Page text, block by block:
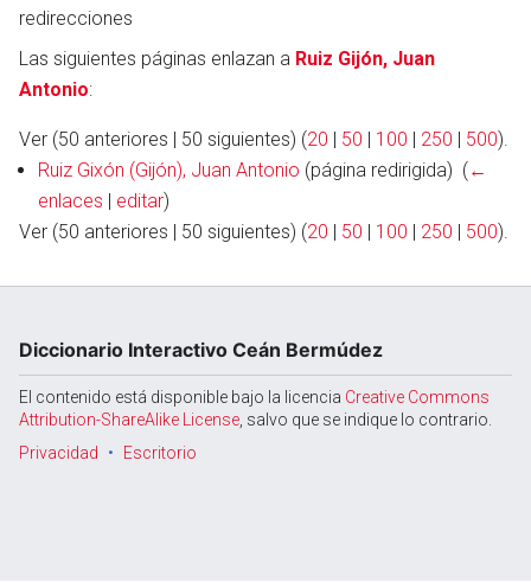
Abrir menú principal
redirecciones
Las siguientes páginas enlazan a Ruiz Gijón, Juan
Antonio:
Ver (50 anteriores | 50 siguientes) (20 | 50 | 100 | 250 | 500).
Ruiz Gixón (Gijón), Juan Antonio (página redirigida) ‎ (←
enlaces | editar)
Ver (50 anteriores | 50 siguientes) (20 | 50 | 100 | 250 | 500).
Diccionario Interactivo Ceán Bermúdez
El contenido está disponible bajo la licencia Creative Commons
Attribution-ShareAlike License , salvo que se indique lo contrario.
Privacidad
Escritorio